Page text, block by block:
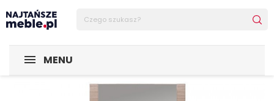
MENU
Sklep Najtańsze-meble